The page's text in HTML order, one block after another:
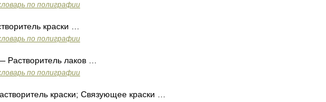
по полиграфии
краски …
по полиграфии
Растворитель лаков …
по полиграфии
краски; Связующее краски …